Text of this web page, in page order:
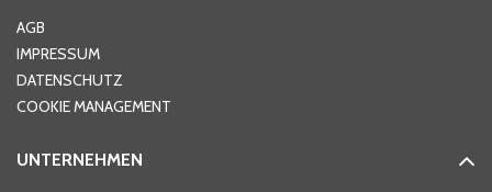
AGB
IMPRESSUM
DATENSCHUTZ
COOKIE MANAGEMENT
UNTERNEHMEN